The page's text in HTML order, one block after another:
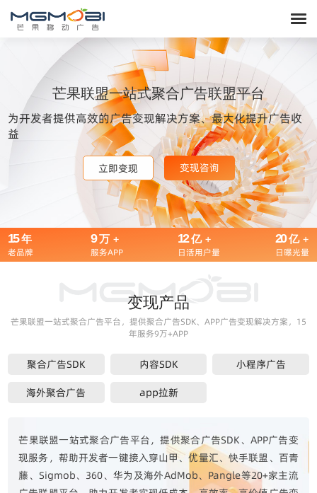
立即变现 变现咨询
芒果联盟一站式聚合广告联盟平台
为开发者提供高效的广告变现解决方案、最大化提升广告收
益
立即变现 变现咨询
立即变现 变现咨询
15 年
老品牌
9 万 +
服务APP
12 亿 +
日活用户量
20 亿 +
日曝光量
变现产品
芒果联盟一站式聚合广告平台，提供聚合广告SDK、APP广告变现解决方案，15
年服务9万+APP
聚合广告SDK 内容SDK
小程序广告
海外聚合广告
app拉新
芒果联盟一站式聚合广告平台，提供聚合广告SDK、APP广告变
现服务，帮助开发者一键接入穿山甲、优量汇、快手联盟、百青
藤、Sigmob、360、华为及海外AdMob、Pangle等20+家主流